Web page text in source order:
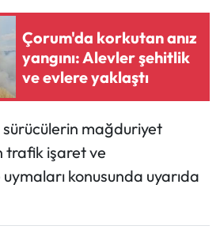
Çorum'da korkutan anız
yangını: Alevler şehitlik
ve evlere yaklaştı
mağduriyet
trafik işaret ve
konusunda uyarıda